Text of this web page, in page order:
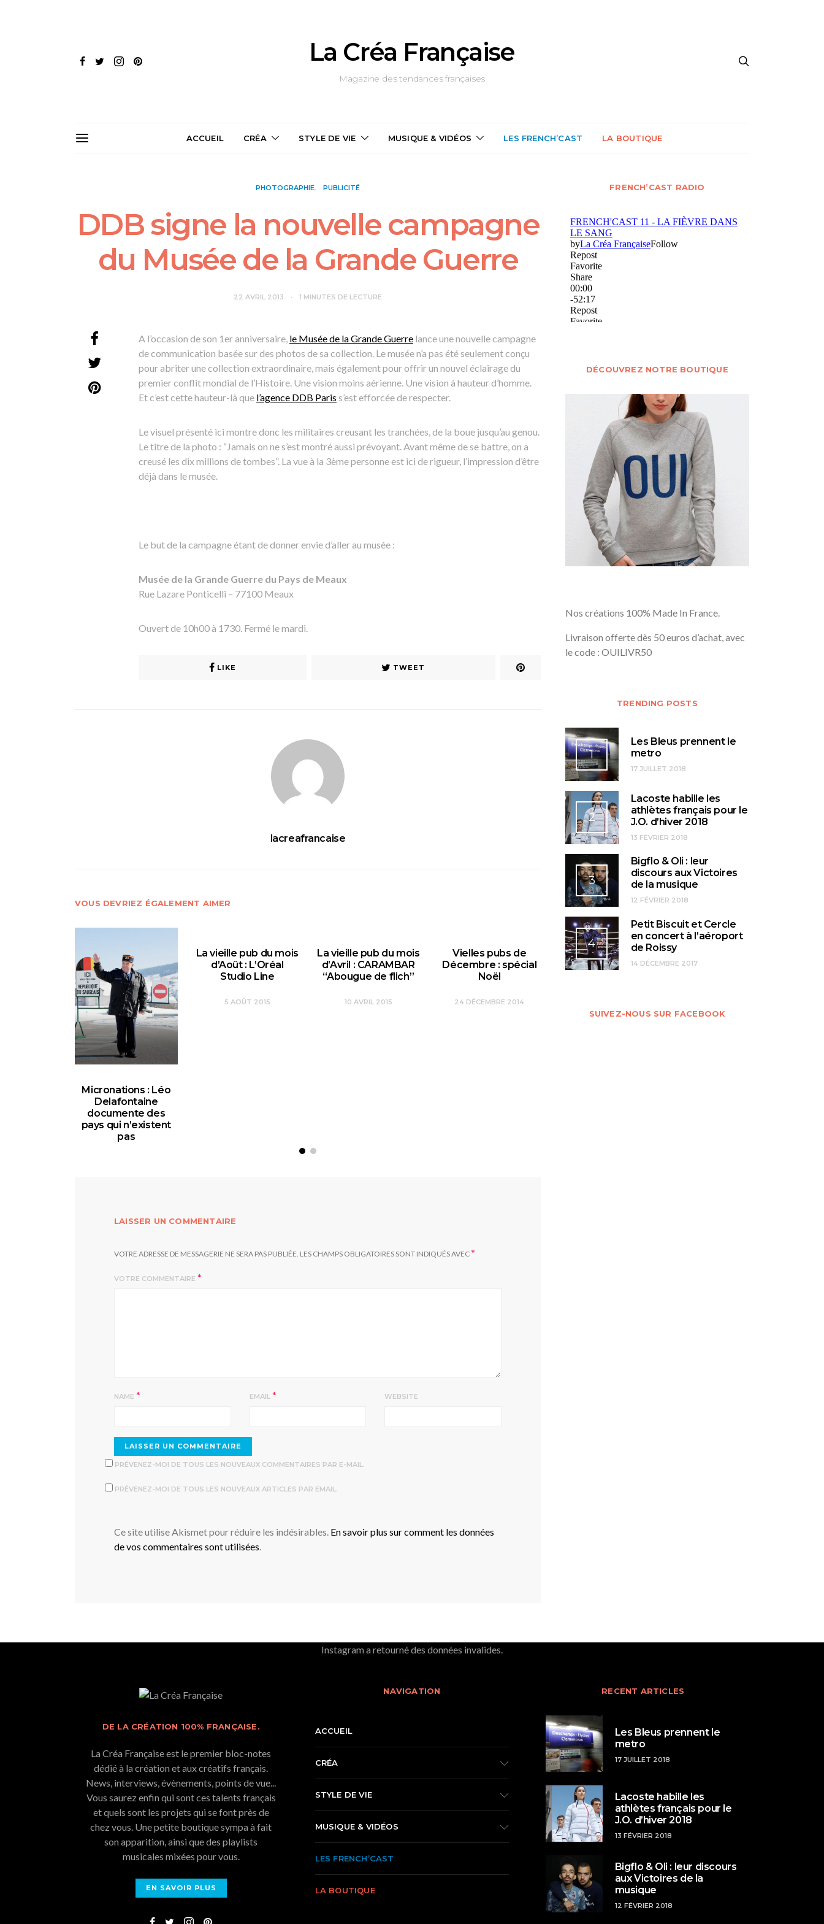
La Créa Française
Magazine des tendances françaises
ACCUEIL CRÉA STYLE DE VIE MUSIQUE & VIDÉOS LES FRENCH’CAST LA BOUTIQUE
PHOTOGRAPHIE PUBLICITÉ
DDB signe la nouvelle campagne
du Musée de la Grande Guerre
22 AVRIL 2013 1 MINUTES DE LECTURE
A l’occasion de son 1er anniversaire, le Musée de la Grande Guerre lance une nouvelle campagne
de communication basée sur des photos de sa collection. Le musée n’a pas été seulement conçu
pour abriter une collection extraordinaire, mais également pour offrir un nouvel éclairage du
premier conflit mondial de l’Histoire. Une vision moins aérienne. Une vision à hauteur d’homme.
Et c’est cette hauteur-là que l’agence DDB Paris s’est efforcée de respecter.
Le visuel présenté ici montre donc les militaires creusant les tranchées, de la boue jusqu’au genou.
Le titre de la photo : “Jamais on ne s’est montré aussi prévoyant. Avant même de se battre, on a
creusé les dix millions de tombes”. La vue à la 3ème personne est ici de rigueur, l’impression d’être
déjà dans le musée.
Le but de la campagne étant de donner envie d’aller au musée :
Musée de la Grande Guerre du Pays de Meaux
Rue Lazare Ponticelli – 77100 Meaux
Ouvert de 10h00 à 1730. Fermé le mardi.
LIKE TWEET
lacreafrancaise
VOUS DEVRIEZ ÉGALEMENT AIMER
Micronations : Léo
Delafontaine
documente des
pays qui n’existent
pas
La vieille pub du mois
d’Août : L’Oréal
Studio Line
5 AOÛT 2015
La vieille pub du mois
d’Avril : CARAMBAR
“Abougue de flich”
10 AVRIL 2015
Vielles pubs de
Décembre : spécial
Noël
24 DÉCEMBRE 2014
La vieille pub du mois
de Novembre :
d’octobre : Ultra
LAISSER UN COMMENTAIRE
VOTRE ADRESSE DE MESSAGERIE NE SERA PAS PUBLIÉE. LES CHAMPS OBLIGATOIRES SONT INDIQUÉS AVEC*
VOTRE COMMENTAIRE *
NAME * EMAIL * WEBSITE
PRÉVENEZ-MOI DE TOUS LES NOUVEAUX COMMENTAIRES PAR E-MAIL.
PRÉVENEZ-MOI DE TOUS LES NOUVEAUX ARTICLES PAR EMAIL.
Ce site utilise Akismet pour réduire les indésirables. En savoir plus sur comment les données
de vos commentaires sont utilisées.
FRENCH’CAST RADIO
DÉCOUVREZ NOTRE BOUTIQUE
Nos créations 100% Made In France.
Livraison offerte dès 50 euros d’achat, avec
le code : OUILIVR50
TRENDING POSTS
1
Les Bleus prennent le
metro
17 JUILLET 2018
2
Lacoste habille les
athlètes français pour le
J.O. d’hiver 2018
13 FÉVRIER 2018
3
Bigflo & Oli : leur
discours aux Victoires
de la musique
12 FÉVRIER 2018
4
Petit Biscuit et Cercle
en concert à l’aéroport
de Roissy
14 DÉCEMBRE 2017
SUIVEZ-NOUS SUR FACEBOOK
Instagram a retourné des données invalides.
DE LA CRÉATION 100% FRANÇAISE.
La Créa Française est le premier bloc-notes
dédié à la création et aux créatifs français.
News, interviews, évènements, points de vue...
Vous saurez enfin qui sont ces talents français
et quels sont les projets qui se font près de
chez vous. Une petite boutique sympa à fait
son apparition, ainsi que des playlists
musicales mixées pour vous.
EN SAVOIR PLUS
NAVIGATION
ACCUEIL
CRÉA
STYLE DE VIE
MUSIQUE & VIDÉOS
LES FRENCH’CAST
LA BOUTIQUE
RECENT ARTICLES
Les Bleus prennent le
metro
17 JUILLET 2018
Lacoste habille les
athlètes français pour le
J.O. d’hiver 2018
13 FÉVRIER 2018
Bigflo & Oli : leur discours
aux Victoires de la
musique
12 FÉVRIER 2018